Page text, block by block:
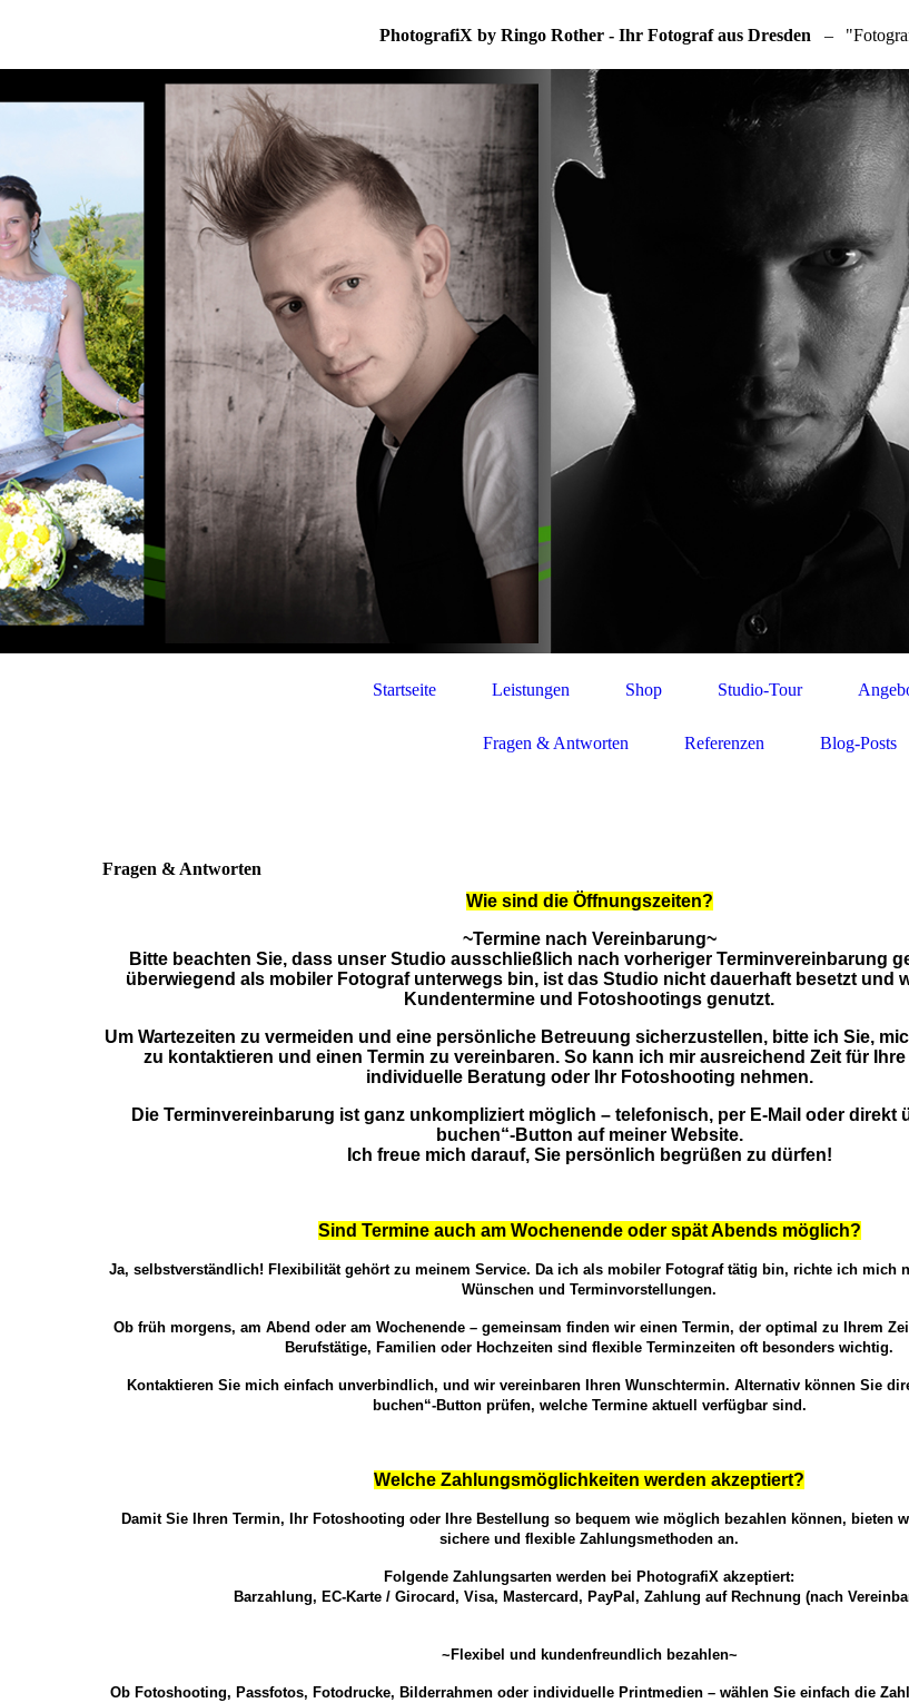
PhotografiX by Ringo Rother - Ihr Fotograf aus Dresden –
Startseite Leistungen Shop Studio-Tour
Fragen & Antworten Referenzen Blog-Posts
Fragen & Antworten
Wie sind die Öffnungszeiten?
~Termine nach Vereinbarung~
Bitte beachten Sie, dass unser Studio ausschließlich nach vorheriger Terminvereinbarung
überwiegend als mobiler Fotograf unterwegs bin, ist das Studio nicht dauerhaft besetzt und
Kundentermine und Fotoshootings genutzt.
Um Wartezeiten zu vermeiden und eine persönliche Betreuung sicherzustellen, bitte ich Sie,
zu kontaktieren und einen Termin zu vereinbaren. So kann ich mir ausreichend Zeit für
individuelle Beratung oder Ihr Fotoshooting nehmen.
Die Terminvereinbarung ist ganz unkompliziert möglich – telefonisch, per E-Mail oder direkt
buchen“-Button auf meiner Website.
Ich freue mich darauf, Sie persönlich begrüßen zu dürfen!
Sind Termine auch am Wochenende oder spät Abends möglich?
Ja, selbstverständlich! Flexibilität gehört zu meinem Service. Da ich als mobiler Fotograf tätig bin, richte ich mich
Wünschen und Terminvorstellungen.
Ob früh morgens, am Abend oder am Wochenende – gemeinsam finden wir einen Termin, der optimal zu Ihrem
Berufstätige, Familien oder Hochzeiten sind flexible Terminzeiten oft besonders wichtig.
Kontaktieren Sie mich einfach unverbindlich, und wir vereinbaren Ihren Wunschtermin. Alternativ können Sie
buchen“-Button prüfen, welche Termine aktuell verfügbar sind.
Welche Zahlungsmöglichkeiten werden akzeptiert?
Damit Sie Ihren Termin, Ihr Fotoshooting oder Ihre Bestellung so bequem wie möglich bezahlen können, bieten
sichere und flexible Zahlungsmethoden an.
Folgende Zahlungsarten werden bei PhotografiX akzeptiert:
Barzahlung, EC-Karte / Girocard, Visa, Mastercard, PayPal, Zahlung auf Rechnung (nach
~Flexibel und kundenfreundlich bezahlen~
Ob Fotoshooting, Passfotos, Fotodrucke, Bilderrahmen oder individuelle Printmedien – wählen Sie einfach die